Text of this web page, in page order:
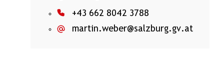
+43 662 8042 3788
martin.weber@salzburg.gv.at